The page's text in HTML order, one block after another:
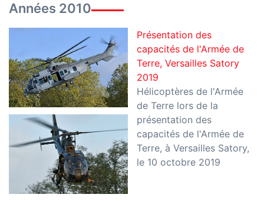
Années 2010
Présentation des
capacités de l'Armée de
Terre, Versailles Satory
2019
Hélicoptères de l'Armée
de Terre lors de la
présentation des
capacités de l'Armée de
Terre, à Versailles Satory,
le 10 octobre 2019